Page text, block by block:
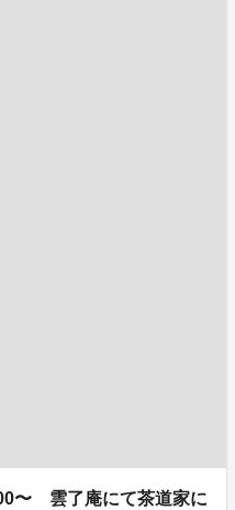
〜 雲了庵にて茶道家に